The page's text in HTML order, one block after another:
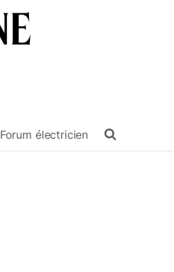
Forum électricien